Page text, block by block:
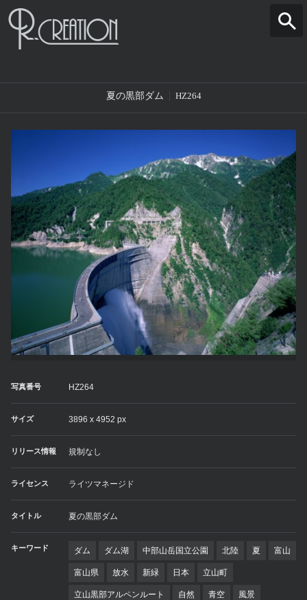
夏の黒部ダム HZ264
写真番号 HZ264
サイズ 3896 x 4952 px
リリース情報 規制なし
ライセンス ライツマネージド
タイトル 夏の黒部ダム
キーワード ダム ダム湖 中部山岳国立公園 北陸 夏 富山
富山県 放水 新緑 日本 立山町
立山黒部アルペンルート 自然 青空 風景